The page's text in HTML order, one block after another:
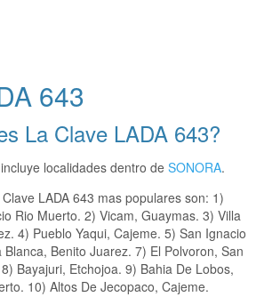
643
La Clave LADA 643?
localidades dentro de SONORA.
LADA 643 mas populares son: 1)
Rio Muerto. 2) Vicam, Guaymas. 3) Villa
4) Pueblo Yaqui, Cajeme. 5) San Ignacio
Benito Juarez. 7) El Polvoron, San
Bayajuri, Etchojoa. 9) Bahia De Lobos,
10) Altos De Jecopaco, Cajeme.